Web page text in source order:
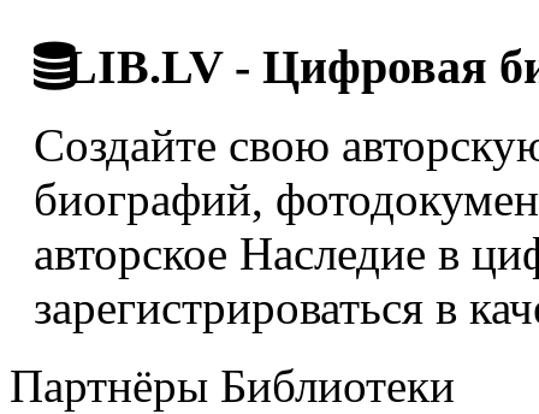
LIB.LV - Цифровая
Создайте свою
биографий,
авторское Наследие в
зарегистрироваться в
Партнёры Библиотеки